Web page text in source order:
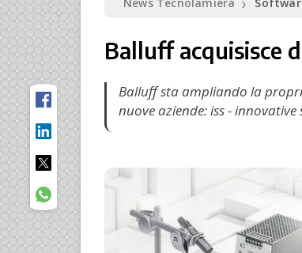
❯
Balluff acquisisce
Balluff sta ampliando la
nuove aziende: iss -